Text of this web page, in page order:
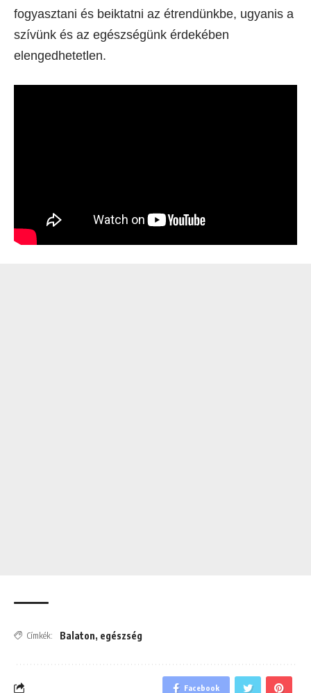
fogyasztani és beiktatni az étrendünkbe, ugyanis a
szívünk és az egészségünk érdekében
elengedhetetlen.
Címkék: Balaton, egészség
Facebook